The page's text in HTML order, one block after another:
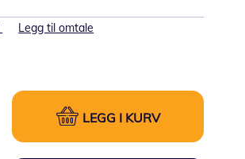
Legg til omtale
LEGG I KURV